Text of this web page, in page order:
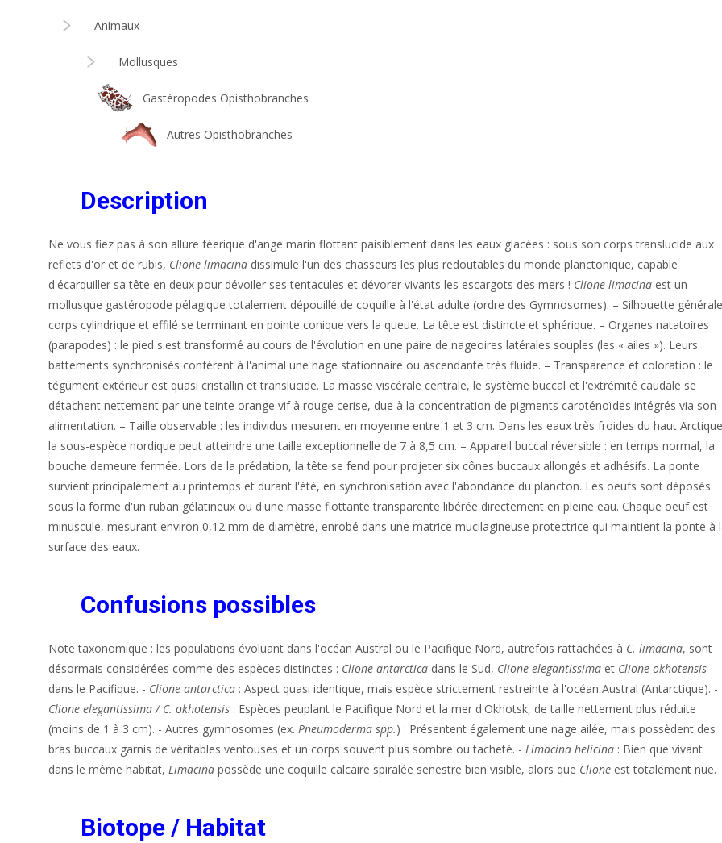
Animaux
Mollusques
Gastéropodes Opisthobranches
Autres Opisthobranches
Description
Ne vous fiez pas à son allure féerique d'ange marin flottant paisiblement dans les eaux glacées : sous son corps translucide aux
reflets d'or et de rubis, Clione limacina dissimule l'un des chasseurs les plus redoutables du monde planctonique, capable
d'écarquiller sa tête en deux pour dévoiler ses tentacules et dévorer vivants les escargots des mers ! Clione limacina est un
mollusque gastéropode pélagique totalement dépouillé de coquille à l'état adulte (ordre des Gymnosomes). – Silhouette
corps cylindrique et effilé se terminant en pointe conique vers la queue. La tête est distincte et sphérique. – Organes natatoires
(parapodes) : le pied s'est transformé au cours de l'évolution en une paire de nageoires latérales souples (les « ailes »). Leurs
battements synchronisés confèrent à l'animal une nage stationnaire ou ascendante très fluide. – Transparence et coloration : le
tégument extérieur est quasi cristallin et translucide. La masse viscérale centrale, le système buccal et l'extrémité caudale se
détachent nettement par une teinte orange vif à rouge cerise, due à la concentration de pigments caroténoïdes intégrés via son
alimentation. – Taille observable : les individus mesurent en moyenne entre 1 et 3 cm. Dans les eaux très froides du haut
la sous-espèce nordique peut atteindre une taille exceptionnelle de 7 à 8,5 cm. – Appareil buccal réversible : en temps normal, la
bouche demeure fermée. Lors de la prédation, la tête se fend pour projeter six cônes buccaux allongés et adhésifs. La ponte
survient principalement au printemps et durant l'été, en synchronisation avec l'abondance du plancton. Les oeufs sont déposés
sous la forme d'un ruban gélatineux ou d'une masse flottante transparente libérée directement en pleine eau. Chaque oeuf est
minuscule, mesurant environ 0,12 mm de diamètre, enrobé dans une matrice mucilagineuse protectrice qui maintient la ponte à
surface des eaux.
Confusions possibles
Note taxonomique : les populations évoluant dans l'océan Austral ou le Pacifique Nord, autrefois rattachées à C. limacina, sont
désormais considérées comme des espèces distinctes : Clione antarctica dans le Sud, Clione elegantissima et Clione okhotensis
dans le Pacifique. - Clione antarctica : Aspect quasi identique, mais espèce strictement restreinte à l'océan Austral (Antarctique). -
Clione elegantissima / C. okhotensis : Espèces peuplant le Pacifique Nord et la mer d'Okhotsk, de taille nettement plus réduite
(moins de 1 à 3 cm). - Autres gymnosomes (ex. Pneumoderma spp.) : Présentent également une nage ailée, mais possèdent des
bras buccaux garnis de véritables ventouses et un corps souvent plus sombre ou tacheté. - Limacina helicina : Bien que vivant
dans le même habitat, Limacina possède une coquille calcaire spiralée senestre bien visible, alors que Clione est totalement nue.
Biotope / Habitat